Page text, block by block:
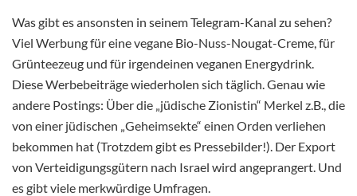
Was gibt es ansonsten in seinem Telegram-Kanal zu sehen?
Viel Werbung für eine vegane Bio-Nuss-Nougat-Creme, für
Grünteezeug und für irgendeinen veganen Energydrink.
Diese Werbebeiträge wiederholen sich täglich. Genau wie
andere Postings: Über die „jüdische Zionistin“ Merkel z.B., die
von einer jüdischen „Geheimsekte“ einen Orden verliehen
bekommen hat (Trotzdem gibt es Pressebilder!). Der Export
von Verteidigungsgütern nach Israel wird angeprangert. Und
es gibt viele merkwürdige Umfragen.